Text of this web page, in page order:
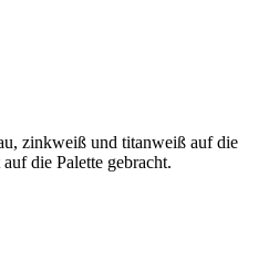
zinkweiß und titanweiß auf die
die Palette gebracht.